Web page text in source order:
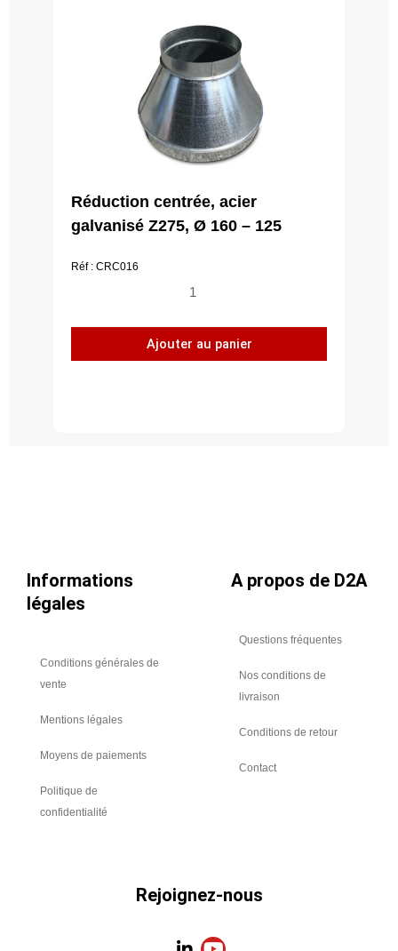
Réduction centrée, acier
galvanisé Z275, Ø 160 – 125
Réf : CRC016
quantité
Réduction
centrée,
Ajouter au panier
Informations
légales
Conditions générales de
vente
Mentions légales
Moyens de paiements
Politique de
confidentialité
A propos de D2A
Questions fréquentes
Nos conditions de
livraison
Conditions de retour
Contact
Rejoignez-nous
L Y